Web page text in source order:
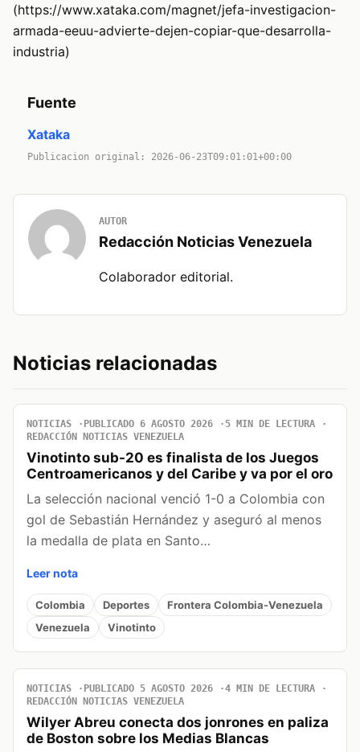
(https://www.xataka.com/magnet/jefa-investigacion-
armada-eeuu-advierte-dejen-copiar-que-desarrolla-
industria)
Fuente
Xataka
Publicacion original: 2026-06-23T09:01:01+00:00
AUTOR
Redacción Noticias Venezuela
Colaborador editorial.
Noticias relacionadas
NOTICIAS PUBLICADO 6 AGOSTO 2026
5 MIN DE LECTURA
REDACCIÓN NOTICIAS VENEZUELA
Vinotinto sub-20 es finalista de los Juegos
Centroamericanos y del Caribe y va por el oro
La selección nacional venció 1-0 a Colombia con
gol de Sebastián Hernández y aseguró al menos
la medalla de plata en Santo…
Leer nota
Colombia Deportes
Frontera Colombia-Venezuela
Venezuela
Vinotinto
NOTICIAS PUBLICADO 5 AGOSTO 2026
4 MIN DE LECTURA
REDACCIÓN NOTICIAS VENEZUELA
Wilyer Abreu conecta dos jonrones en paliza
de Boston sobre los Medias Blancas